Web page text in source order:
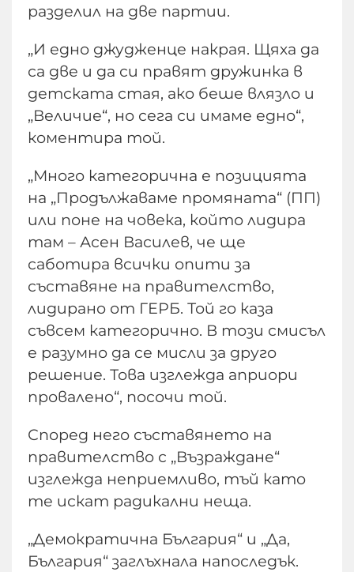
разделил на две партии.
„И едно джудженце накрая. Щяха да
са две и да си правят дружинка в
детската стая, ако беше влязло и
„Величие“, но сега си имаме едно“,
коментира той.
„Много категорична е позицията
на „Продължаваме промяната“ (ПП)
или поне на човека, който лидира
там – Асен Василев, че ще
саботира всички опити за
съставяне на правителство,
лидирано от ГЕРБ. Той го каза
съвсем категорично. В този смисъл
е разумно да се мисли за друго
решение. Това изглежда априори
провалено“, посочи той.
Според него съставянето на
правителство с „Възраждане“
изглежда неприемливо, тъй като
те искат радикални неща.
„Демократична България“ и „Да,
България“ заглъхнала напоследък.